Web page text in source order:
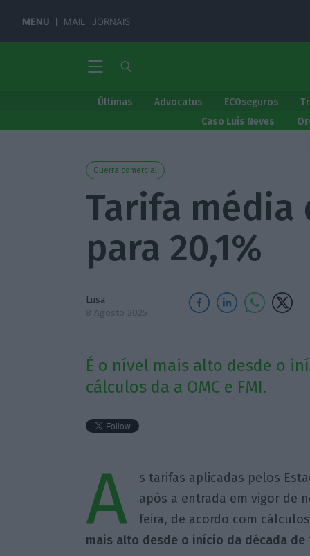
MENU MAIL JORNAIS
Últimas Advocatus ECOseguros
Caso Luís Neves
Guerra comercial
Tarifa média
para 20,1%
Lusa
8 Agosto 2025
É o nível mais alto desde o
cálculos da a OMC e FMI.
A
s tarifas aplicadas pelos
após a entrada em vigor de
feira, de acordo com
mais alto desde o início da década de